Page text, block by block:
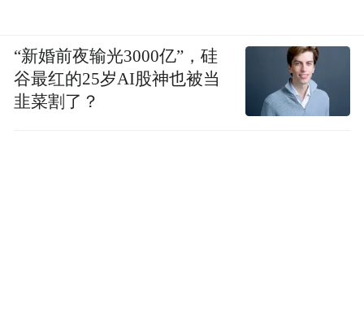
“新婚前夜输光3000亿”，硅
谷最红的25岁AI股神也被当
韭菜割了？